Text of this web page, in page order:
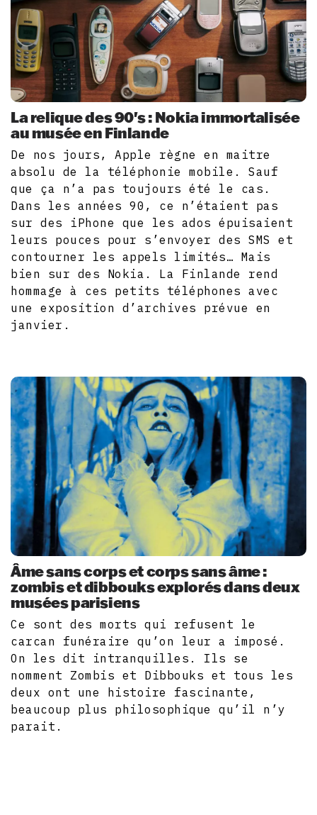
La relique des 90's : Nokia immortalisée
au musée en Finlande
De nos jours, Apple règne en maitre
absolu de la téléphonie mobile. Sauf
que ça n’a pas toujours été le cas.
Dans les années 90, ce n’étaient pas
sur des iPhone que les ados épuisaient
leurs pouces pour s’envoyer des SMS et
contourner les appels limités… Mais
bien sur des Nokia. La Finlande rend
hommage à ces petits téléphones avec
une exposition d’archives prévue en
janvier.
Âme sans corps et corps sans âme :
zombis et dibbouks explorés dans deux
musées parisiens
Ce sont des morts qui refusent le
carcan funéraire qu’on leur a imposé.
On les dit intranquilles. Ils se
nomment Zombis et Dibbouks et tous les
deux ont une histoire fascinante,
beaucoup plus philosophique qu’il n’y
parait.